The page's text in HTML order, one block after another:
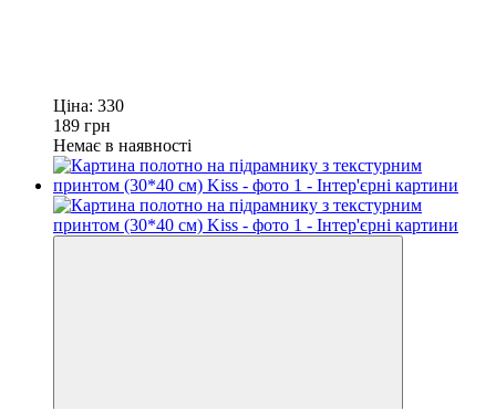
Ціна: 330
189 грн
Немає в наявності